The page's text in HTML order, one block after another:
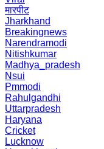
मारपीट
Jharkhand
Breakingnews
Narendramodi
Nitishkumar
Madhya_pradesh
Nsui
Pmmodi
Rahulgandhi
Uttarpradesh
Haryana
Cricket
Lucknow